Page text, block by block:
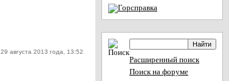
29 августа 2013 года, 13:52
Расширенный поиск
Поиск на форуме